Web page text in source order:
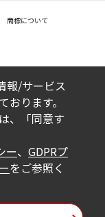
商標について
報/サービス
ります。
、「同意す
ー、 GDPRプ
をご参照く